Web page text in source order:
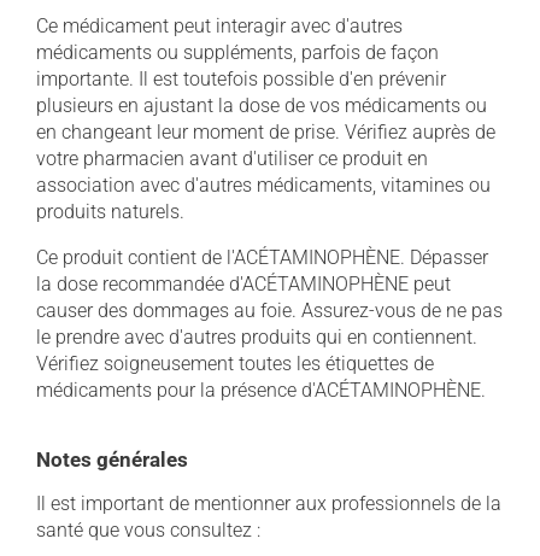
Ce médicament peut interagir avec d'autres
médicaments ou suppléments, parfois de façon
importante. Il est toutefois possible d'en prévenir
plusieurs en ajustant la dose de vos médicaments ou
en changeant leur moment de prise. Vérifiez auprès de
votre pharmacien avant d'utiliser ce produit en
association avec d'autres médicaments, vitamines ou
produits naturels.
Ce produit contient de l'ACÉTAMINOPHÈNE. Dépasser
la dose recommandée d'ACÉTAMINOPHÈNE peut
causer des dommages au foie. Assurez-vous de ne pas
le prendre avec d'autres produits qui en contiennent.
Vérifiez soigneusement toutes les étiquettes de
médicaments pour la présence d'ACÉTAMINOPHÈNE.
Notes générales
Il est important de mentionner aux professionnels de la
santé que vous consultez :